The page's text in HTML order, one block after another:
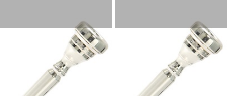
DTM オンライン納品 レコーディング機器
配信/ライブ機器 楽器アクセサリ
中古 ヴィンテージ